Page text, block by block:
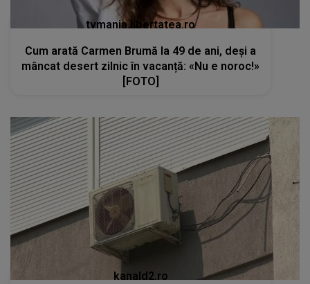
tvmania.libertatea.ro
Cum arată Carmen Brumă la 49 de ani, deși a
mâncat desert zilnic în vacanță: «Nu e noroc!»
[FOTO]
kanald2.ro